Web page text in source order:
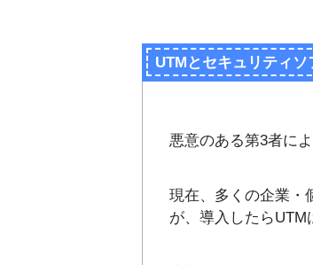
UTMとセキュリティソ
悪意のある第3者に
現在、多くの企業・
が、導入したらUTM